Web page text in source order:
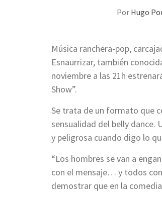
Por Hugo
Música ranchera-pop,
Esnaurrizar, también
noviembre a las 21h
Show”.
Se trata de un formato que
sensualidad del belly dance.
y peligrosa cuando digo lo
“Los hombres se van a
con el mensaje… y todos
demostrar que en la